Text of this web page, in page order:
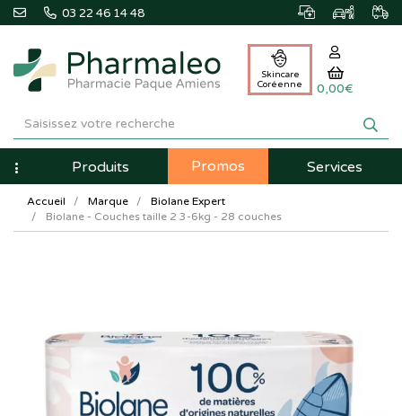
03 22 46 14 48
Pharmaleo
Pharmacie
Paque
Amiens
Skincare
Coréenne
0,00€
NavigationProduits Promos Services
Accueil Marque
Biolane Expert
Biolane - Couches taille 2 3-6kg - 28 couches